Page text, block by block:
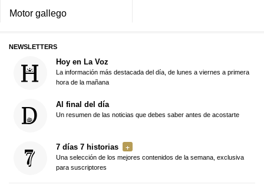
Motor gallego
NEWSLETTERS
Hoy en La Voz
La información más destacada del día, de lunes a viernes a primera
hora de la mañana
Al final del día
Un resumen de las noticias que debes saber antes de acostarte
7 días 7 historias
Una selección de los mejores contenidos de la semana, exclusiva
para suscriptores